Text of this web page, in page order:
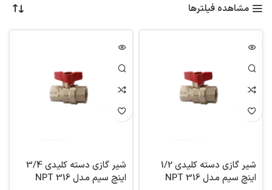
مشاهده فیلترها
شیر گازی دسته کلیدی 1/2
اینچ سیم مدل 316 NPT
شیر گازی دسته کلیدی 3/4
اینچ سیم مدل 316 NPT